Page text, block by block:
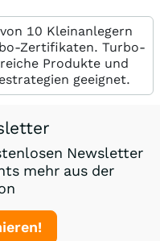
10 Kleinanlegern
Zertifikaten. Turbo-
Produkte und
geeignet.
Newsletter
mehr aus der